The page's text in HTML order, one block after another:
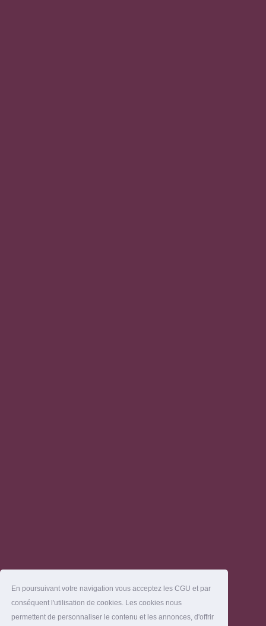
En poursuivant votre navigation vous acceptez les CGU et par
conséquent l'utilisation de cookies. Les cookies nous
permettent de personnaliser le contenu et les annonces, d'offrir